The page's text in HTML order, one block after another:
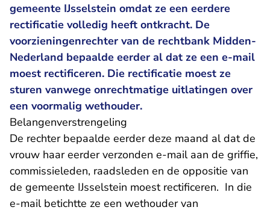
gemeente IJsselstein omdat ze een eerdere
rectificatie volledig heeft ontkracht. De
voorzieningenrechter van de rechtbank Midden-
Nederland bepaalde eerder al dat ze een e-mail
moest rectificeren. Die rectificatie moest ze
sturen vanwege onrechtmatige uitlatingen over
een voormalig wethouder.
Belangenverstrengeling
De rechter bepaalde eerder deze maand al dat de
vrouw haar eerder verzonden e-mail aan de griffie,
commissieleden, raadsleden en de oppositie van
de gemeente IJsselstein moest rectificeren. In die
e-mail betichtte ze een wethouder van